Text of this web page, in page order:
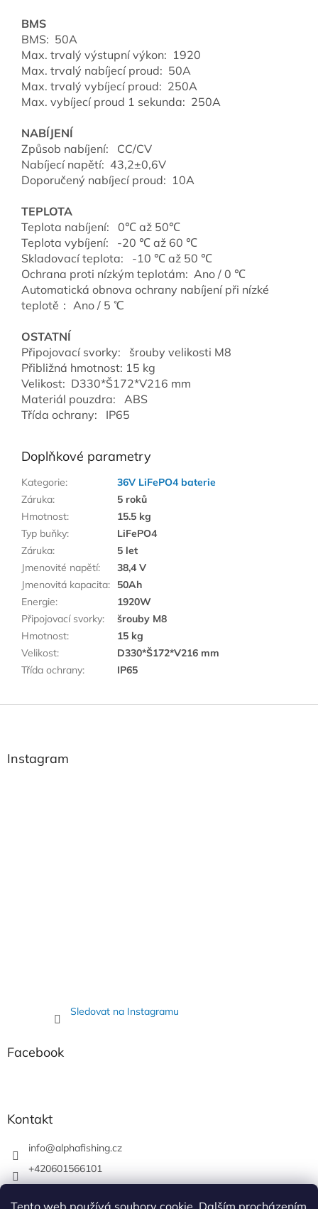
Tento web používá soubory cookie. Dalším procházením
BMS
BMS: 50A
Max. trvalý výstupní výkon: 1920
Max. trvalý nabíjecí proud: 50A
Max. trvalý vybíjecí proud: 250A
Max. vybíjecí proud 1 sekunda: 250A
NABÍJENÍ
Způsob nabíjení: CC/CV
Nabíjecí napětí: 43,2±0,6V
Doporučený nabíjecí proud: 10A
TEPLOTA
Teplota nabíjení: 0℃ až 50℃
Teplota vybíjení: -20 ℃ až 60 ℃
Skladovací teplota: -10 ℃ až 50 ℃
Ochrana proti nízkým teplotám: Ano / 0 ℃
Automatická obnova ochrany nabíjení při nízké
teplotě： Ano / 5 ℃
OSTATNÍ
Připojovací svorky: šrouby velikosti M8
Přibližná hmotnost: 15 kg
Velikost: D330*Š172*V216 mm
Materiál pouzdra: ABS
Třída ochrany: IP65
Doplňkové parametry
Kategorie:
36V LiFePO4 baterie
Záruka:
5 roků
Hmotnost:
15.5 kg
Typ buňky:
LiFePO4
Záruka:
5 let
Jmenovité napětí:
38,4 V
Jmenovitá kapacita:
50Ah
Energie:
1920W
Připojovací svorky:
šrouby M8
Hmotnost:
15 kg
Velikost:
D330*Š172*V216 mm
Třída ochrany: IP65
Z
Instagram
Sledovat na Instagramu
Facebook
Kontakt
info@alphafishing.cz
+420601566101